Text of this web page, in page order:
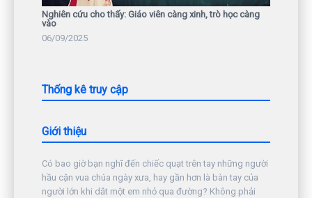
Nghiên cứu cho thấy: Giáo viên càng xinh, trò học càng
vào
06/09/2025
Thống kê truy cập
Giới thiệu
Có bao giờ bạn nghĩ đến chiếc quạt trên tay những người
hầu cận vua chúa ngày xưa, hay gần hơn là bàn tay của
người lớn khi dắt một em nhỏ qua đường? Không phải